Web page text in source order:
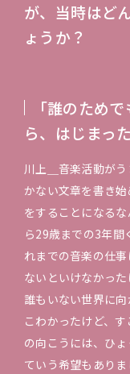
が、当時はど
ょうか？
「誰のため
ら、はじまった
川上＿音楽活動が
かない文章を書き
をすることになる
ら29歳までの3年間
れまでの音楽の仕
ないといけなかった
誰もいない世界に
こわかったけど、
の向こうには、ひ
ていう希望もあり